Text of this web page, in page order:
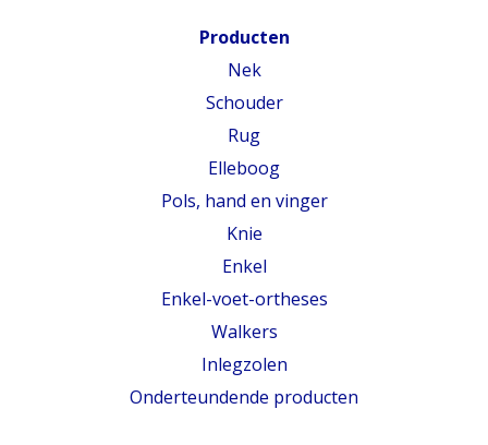
Producten
Nek
Schouder
Rug
Elleboog
Pols, hand en vinger
Knie
Enkel
Enkel-voet-ortheses
Walkers
Inlegzolen
Onderteundende producten